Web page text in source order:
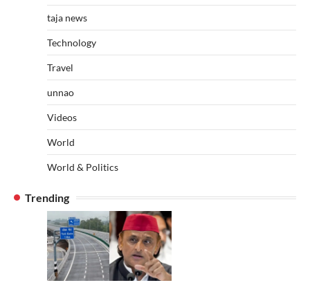
taja news
Technology
Travel
unnao
Videos
World
World & Politics
Trending